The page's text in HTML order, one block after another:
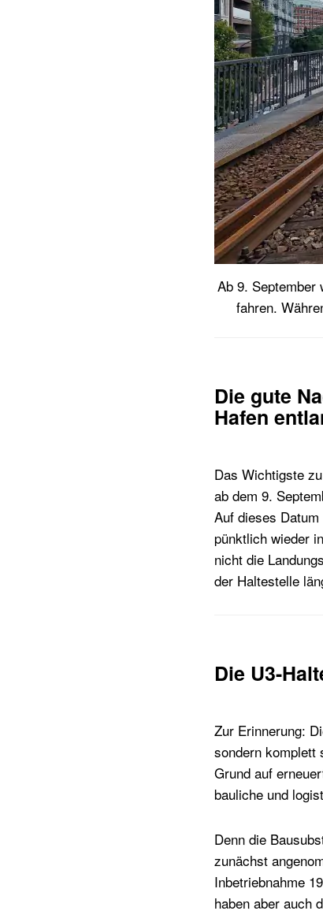
Ab 9. September
fahren.
Die gute
Hafen
Das Wichtigste
ab dem 9.
Auf dieses
pünktlich wieder
nicht die
der Haltestelle
Die U3-
Zur Erinnerung:
sondern komplett
Grund auf
bauliche und
Denn die
zunächst
Inbetriebnahme
haben aber auch